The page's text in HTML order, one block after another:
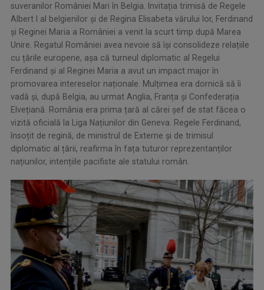
suveranilor României Mari în Belgia. Invitația trimisă de Regele
Albert I al belgienilor și de Regina Elisabeta vărului lor, Ferdinand
și Reginei Maria a României a venit la scurt timp după Marea
Unire. Regatul României avea nevoie să își consolideze relațiile
cu țările europene, așa că turneul diplomatic al Regelui
Ferdinand și al Reginei Maria a avut un impact major în
promovarea intereselor naționale. Mulțimea era dornică să îi
vadă și, după Belgia, au urmat Anglia, Franța și Confederația
Elvețiană. România era prima țară al cărei șef de stat făcea o
vizită oficială la Liga Națiunilor din Geneva. Regele Ferdinand,
însoțit de regină, de ministrul de Externe și de trimisul
diplomatic al țării, reafirma în fața tuturor reprezentanților
națiunilor, intențiile pacifiste ale statului român.